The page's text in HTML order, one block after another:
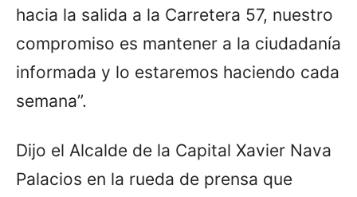
hacia la salida a la Carretera 57, nuestro
compromiso es mantener a la ciudadanía
informada y lo estaremos haciendo cada
semana”.
Dijo el Alcalde de la Capital Xavier Nava
Palacios en la rueda de prensa que